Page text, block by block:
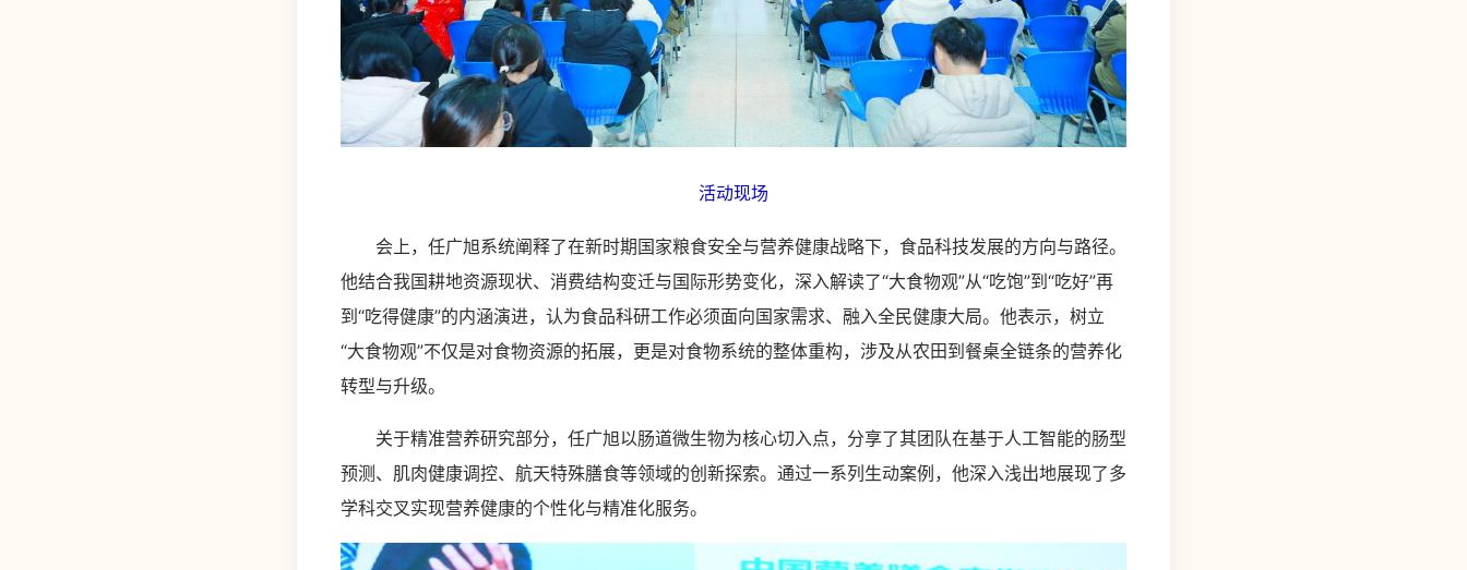
活动现场
会上，任广旭系统阐释了在新时期国家粮食安全与营养健康战略下，食品科技发展的方向与路径。
他结合我国耕地资源现状、消费结构变迁与国际形势变化，深入解读了“大食物观”从“吃饱”到“吃好”再
到“吃得健康”的内涵演进，认为食品科研工作必须面向国家需求、融入全民健康大局。他表示，树立
“大食物观”不仅是对食物资源的拓展，更是对食物系统的整体重构，涉及从农田到餐桌全链条的营养化
转型与升级。
关于精准营养研究部分，任广旭以肠道微生物为核心切入点，分享了其团队在基于人工智能的肠型
预测、肌肉健康调控、航天特殊膳食等领域的创新探索。通过一系列生动案例，他深入浅出地展现了多
学科交叉实现营养健康的个性化与精准化服务。